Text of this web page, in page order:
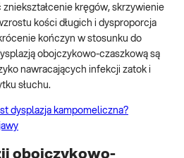
kręgów, skrzywienie
kości długich i dysproporcja
kończyn w stosunku do
obojczykowo-czaszkową są
nawracających infekcji zatok i
słuchu.
dysplazja kampomeliczna?
obojczykowo-